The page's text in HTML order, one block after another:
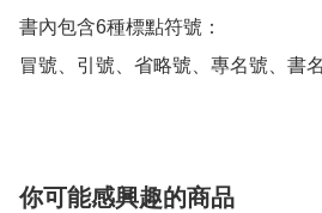
書內包含6種標點符號：
冒號、引號、省略號、專名號、書
你可能感興趣的商品